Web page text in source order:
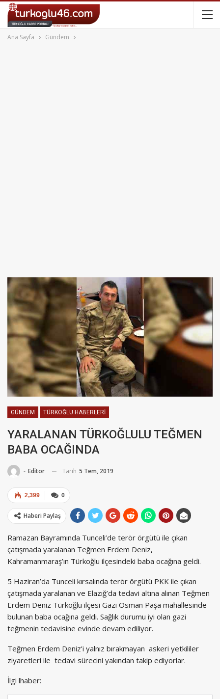
Ana Sayfa Gündem
GÜNDEM TÜRKOĞLU HABERLERI
YARALANAN TÜRKOĞLULU TEĞMEN
BABA OCAĞINDA
- Editor Tarih 5 Tem, 2019
0
2,399
Haberi Paylaş
Ramazan Bayramında Tunceli’de terör örgütü ile çıkan
çatışmada yaralanan Teğmen Erdem Deniz,
Kahramanmaraş’ın Türkoğlu ilçesindeki baba ocağına geldi.
5 Haziran’da Tunceli kırsalında terör örgütü PKK ile çıkan
çatışmada yaralanan ve Elazığ’da tedavi altına alınan Teğmen
Erdem Deniz Türkoğlu ilçesi Gazi Osman Paşa mahallesinde
bulunan baba ocağına geldi. Sağlık durumu iyi olan gazi
teğmenin tedavisine evinde devam ediliyor.
Teğmen Erdem Deniz’i yalnız bırakmayan askeri yetkililer
ziyaretleri ile tedavi sürecini yakından takip ediyorlar.
İlgi lhaber: